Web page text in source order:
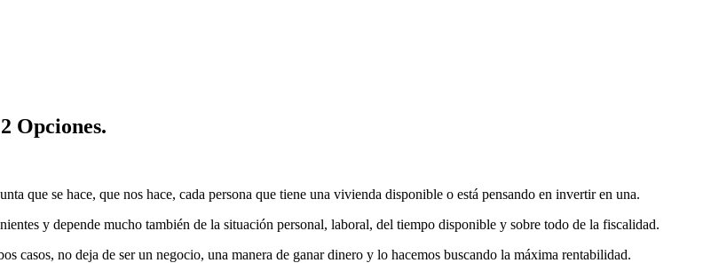
Opciones.
que se hace, que nos hace, cada persona que tiene una vivienda disponible o está pensando en invertir en una.
y depende mucho también de la situación personal, laboral, del tiempo disponible y sobre todo de la fiscalidad.
casos, no deja de ser un negocio, una manera de ganar dinero y lo hacemos buscando la máxima rentabilidad.